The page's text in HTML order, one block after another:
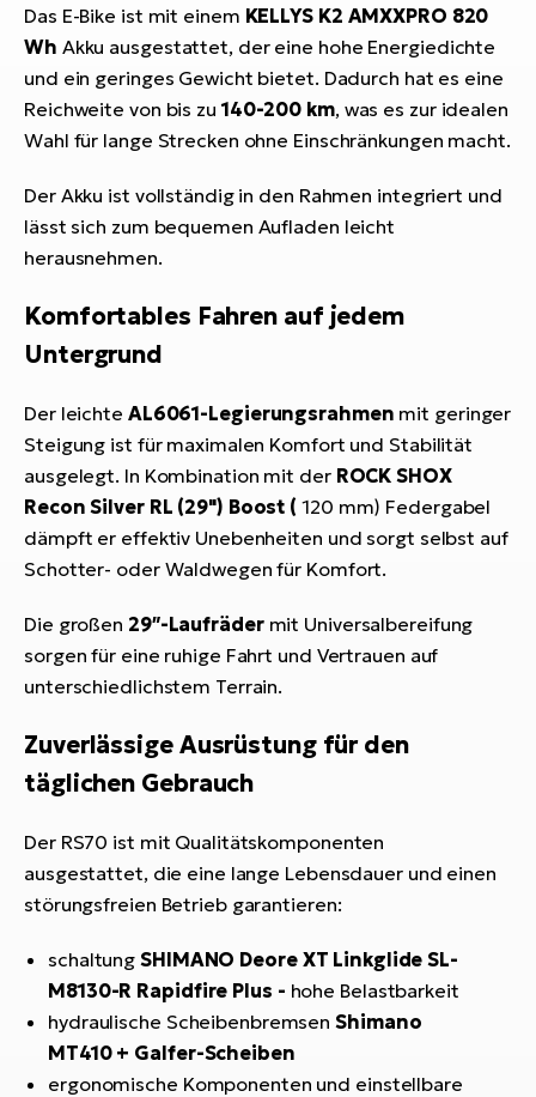
Das E-Bike ist mit einem KELLYS K2 AMXXPRO 820
Wh Akku ausgestattet, der eine hohe Energiedichte
und ein geringes Gewicht bietet. Dadurch hat es eine
Reichweite von bis zu 140-200 km, was es zur idealen
Wahl für lange Strecken ohne Einschränkungen macht.
Der Akku ist vollständig in den Rahmen integriert und
lässt sich zum bequemen Aufladen leicht
herausnehmen.
Komfortables Fahren auf jedem
Untergrund
Der leichte AL6061-Legierungsrahmen mit geringer
Steigung ist für maximalen Komfort und Stabilität
ausgelegt. In Kombination mit der ROCK SHOX
Recon Silver RL (29") Boost ( 120 mm) Federgabel
dämpft er effektiv Unebenheiten und sorgt selbst auf
Schotter- oder Waldwegen für Komfort.
Die großen 29″-Laufrädermit Universalbereifung
sorgen für eine ruhige Fahrt und Vertrauen auf
unterschiedlichstem Terrain.
Zuverlässige Ausrüstung für den
täglichen Gebrauch
Der RS70 ist mit Qualitätskomponenten
ausgestattet, die eine lange Lebensdauer und einen
störungsfreien Betrieb garantieren:
schaltung SHIMANO Deore XT Linkglide SL-
M8130-R Rapidfire Plus - hohe Belastbarkeit
hydraulische ScheibenbremsenShimano
MT410 + Galfer-Scheiben
ergonomische Komponenten und einstellbare